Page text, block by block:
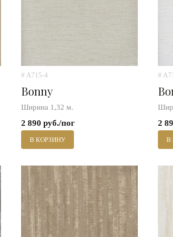
# A715-4
Bonny
Ширина 1,32 м.
2 890 руб./пог
В КОРЗИНУ
#
2
В